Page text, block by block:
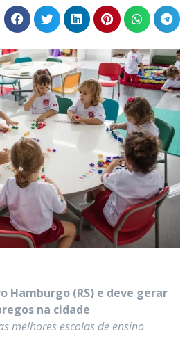
Hamburgo (RS) e deve gerar
na cidade
melhores escolas de ensino